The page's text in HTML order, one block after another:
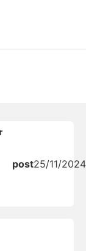
post25/11/2024